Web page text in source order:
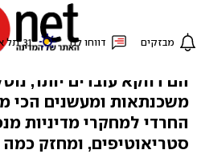
10 מיתוסים
חרדים
הם דווקא עובדים יותר,
משכנתאות ומעשנים הכי
החרדי למחקרי מדיניות
סטריאוטיפים, ומחזק